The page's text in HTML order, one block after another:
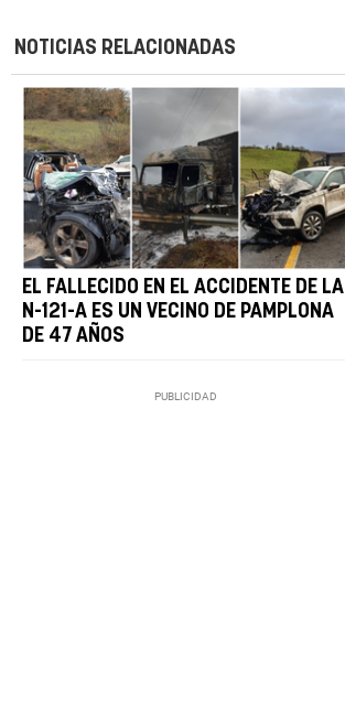
NOTICIAS RELACIONADAS
EL FALLECIDO EN EL ACCIDENTE DE LA
N-121-A ES UN VECINO DE PAMPLONA
DE 47 AÑOS